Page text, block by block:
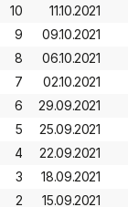
10
11.10.2021
9
09.10.2021
8
06.10.2021
7
02.10.2021
6
29.09.2021
5
25.09.2021
4
22.09.2021
3
18.09.2021
2
15.09.2021